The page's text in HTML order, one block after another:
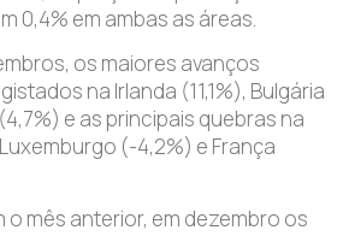
0,4% em ambas as áreas.
os maiores avanços
na Irlanda (11,1%), Bulgária
e as principais quebras na
(-4,2%) e França
mês anterior, em dezembro os